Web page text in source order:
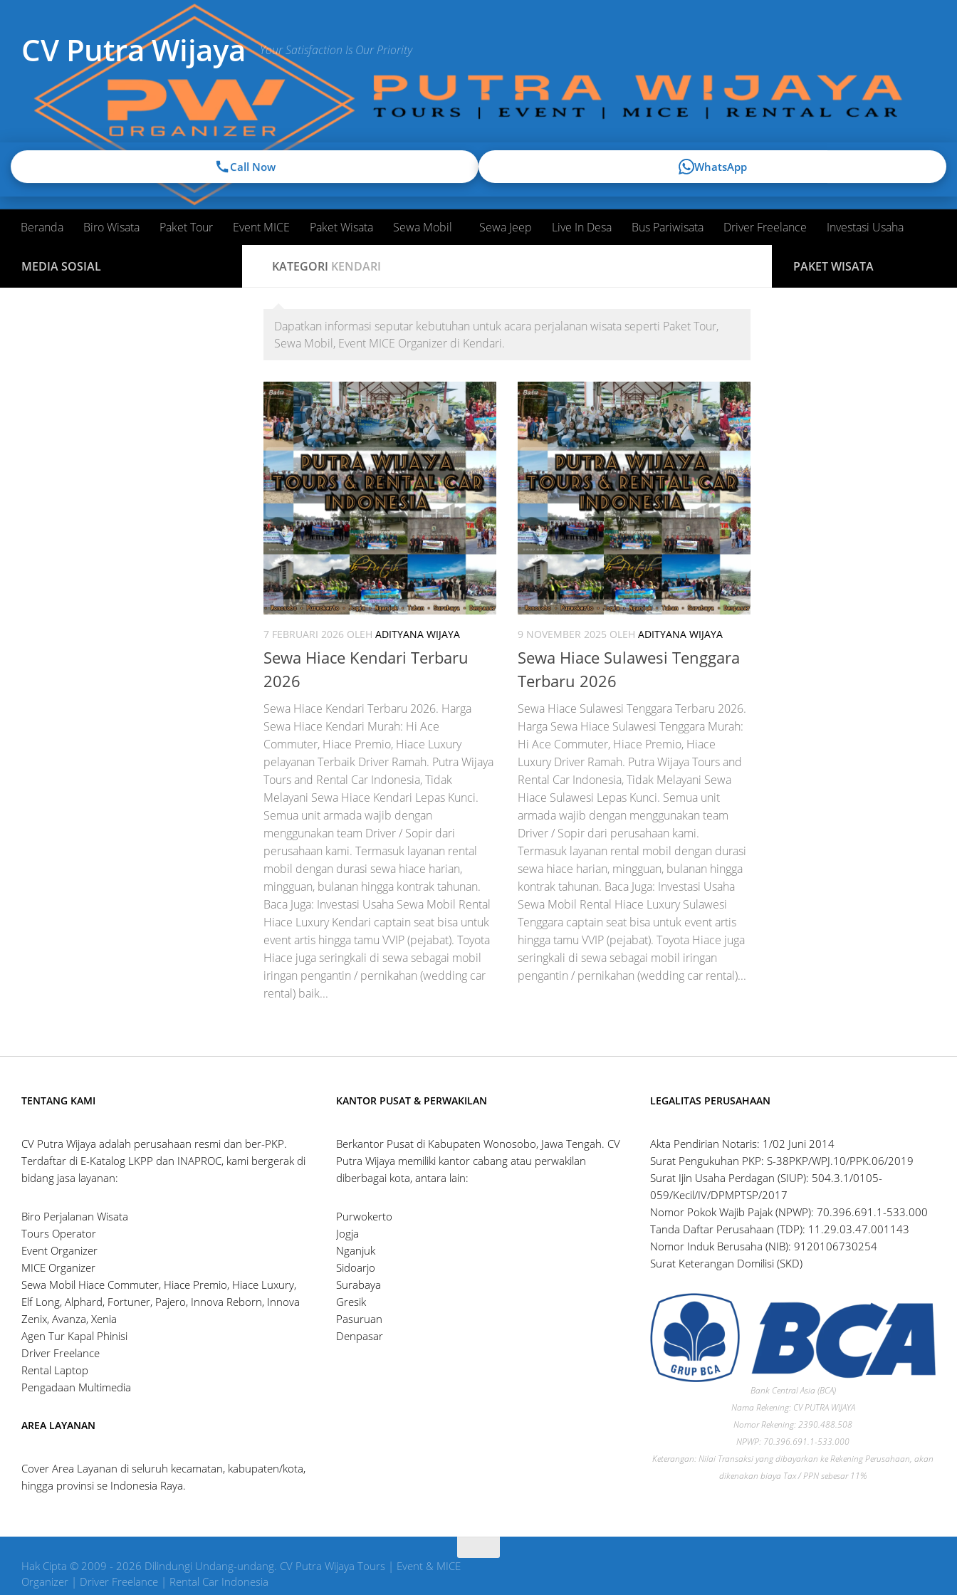
CV Putra Wijaya Your Satisfaction Is Our Priority
Beranda Biro Wisata Paket Tour Event MICE Paket Wisata Sewa Mobil Sewa Jeep Live In Desa Bus Pariwisata Driver Freelance Investasi Usaha
KATEGORI KENDARI
Dapatkan informasi seputar kebutuhan untuk acara perjalanan wisata seperti Paket Tour,
Sewa Mobil, Event MICE Organizer di Kendari.
7 FEBRUARI 2026 OLEH ADITYANA WIJAYA
Sewa Hiace Kendari Terbaru
2026
Sewa Hiace Kendari Terbaru 2026. Harga
Sewa Hiace Kendari Murah: Hi Ace
Commuter, Hiace Premio, Hiace Luxury
pelayanan Terbaik Driver Ramah. Putra Wijaya
Tours and Rental Car Indonesia, Tidak
Melayani Sewa Hiace Kendari Lepas Kunci.
Semua unit armada wajib dengan
menggunakan team Driver / Sopir dari
perusahaan kami. Termasuk layanan rental
mobil dengan durasi sewa hiace harian,
mingguan, bulanan hingga kontrak tahunan.
Baca Juga: Investasi Usaha Sewa Mobil Rental
Hiace Luxury Kendari captain seat bisa untuk
event artis hingga tamu VVIP (pejabat). Toyota
Hiace juga seringkali di sewa sebagai mobil
iringan pengantin / pernikahan (wedding car
rental) baik...
9 NOVEMBER 2025 OLEH ADITYANA WIJAYA
Sewa Hiace Sulawesi Tenggara
Terbaru 2026
Sewa Hiace Sulawesi Tenggara Terbaru 2026.
Harga Sewa Hiace Sulawesi Tenggara Murah:
Hi Ace Commuter, Hiace Premio, Hiace
Luxury Driver Ramah. Putra Wijaya Tours and
Rental Car Indonesia, Tidak Melayani Sewa
Hiace Sulawesi Lepas Kunci. Semua unit
armada wajib dengan menggunakan team
Driver / Sopir dari perusahaan kami.
Termasuk layanan rental mobil dengan durasi
sewa hiace harian, mingguan, bulanan hingga
kontrak tahunan. Baca Juga: Investasi Usaha
Sewa Mobil Rental Hiace Luxury Sulawesi
Tenggara captain seat bisa untuk event artis
hingga tamu VVIP (pejabat). Toyota Hiace juga
seringkali di sewa sebagai mobil iringan
pengantin / pernikahan (wedding car rental)...
MEDIA SOSIAL PAKET WISATA
TENTANG KAMI
CV Putra Wijaya adalah perusahaan resmi dan ber-PKP.
Terdaftar di E-Katalog LKPP dan INAPROC, kami bergerak di
bidang jasa layanan:
Biro Perjalanan Wisata
Tours Operator
Event Organizer
MICE Organizer
Sewa Mobil Hiace Commuter, Hiace Premio, Hiace Luxury,
Elf Long, Alphard, Fortuner, Pajero, Innova Reborn, Innova
Zenix, Avanza, Xenia
Agen Tur Kapal Phinisi
Driver Freelance
Rental Laptop
Pengadaan Multimedia
AREA LAYANAN
Cover Area Layanan di seluruh kecamatan, kabupaten/kota,
hingga provinsi se Indonesia Raya.
KANTOR PUSAT & PERWAKILAN
Berkantor Pusat di Kabupaten Wonosobo, Jawa Tengah. CV
Putra Wijaya memiliki kantor cabang atau perwakilan
diberbagai kota, antara lain:
Purwokerto
Jogja
Nganjuk
Sidoarjo
Surabaya
Gresik
Pasuruan
Denpasar
LEGALITAS PERUSAHAAN
Akta Pendirian Notaris: 1/02 Juni 2014
Surat Pengukuhan PKP: S-38PKP/WPJ.10/PPK.06/2019
Surat Ijin Usaha Perdagan (SIUP): 504.3.1/0105-
059/Kecil/IV/DPMPTSP/2017
Nomor Pokok Wajib Pajak (NPWP): 70.396.691.1-533.000
Tanda Daftar Perusahaan (TDP): 11.29.03.47.001143
Nomor Induk Berusaha (NIB): 9120106730254
Surat Keterangan Domilisi (SKD)
Bank Central Asia (BCA)
Nama Rekening: CV PUTRA WIJAYA
Nomor Rekening: 2390.488.508
NPWP: 70.396.691.1-533.000
Keterangan: Nilai Transaksi yang dibayarkan ke Rekening Perusahaan, akan
dikenakan biaya Tax / PPN sebesar 11%
Hak Cipta © 2009 - 2026 Dilindungi Undang-undang. CV Putra Wijaya Tours | Event & MICE
Organizer | Driver Freelance | Rental Car Indonesia
Call Now WhatsApp